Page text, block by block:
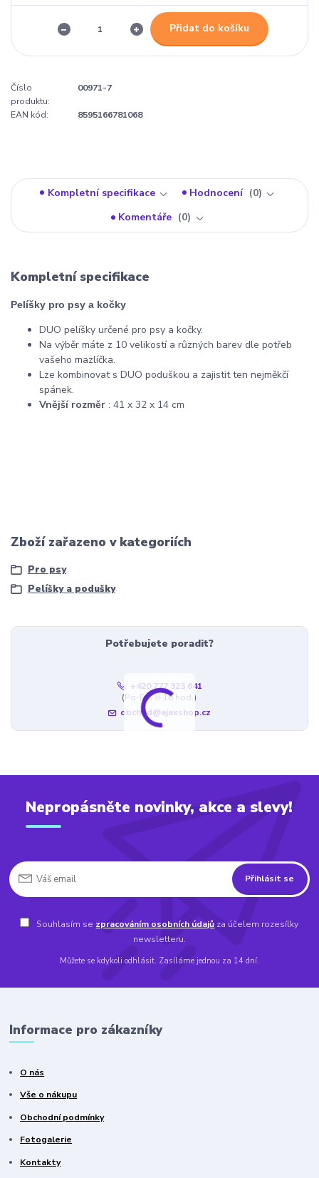
Přidat do košíku
Číslo
produktu:
00971-7
EAN kód: 8595166781068
Kompletní specifikace Hodnocení
0
Komentáře
0
Kompletní specifikace
Pelíšky pro psy a kočky
DUO pelíšky určené pro psy a kočky.
Na výběr máte z 10 velikostí a různých barev dle potřeb
vašeho mazlíčka.
Lze kombinovat s DUO poduškou a zajistit ten nejměkčí
spánek.
Vnější rozměr : 41 x 32 x 14 cm
Zboží zařazeno v kategoriích
Pro psy
Pelíšky a podušky
Potřebujete poradit?
+420 777 323 641
(Po-Pá, 8-16 hod.)
obchod@ajaxshop.cz
Nepropásněte novinky, akce a slevy!
Přihlásit se
Souhlasím se zpracováním osobních údajů za účelem rozesílky
newsletteru.
Můžete se kdykoli odhlásit. Zasíláme jednou za 14 dní.
Informace pro zákazníky
O nás
Vše o nákupu
Obchodní podmínky
Fotogalerie
Kontakty